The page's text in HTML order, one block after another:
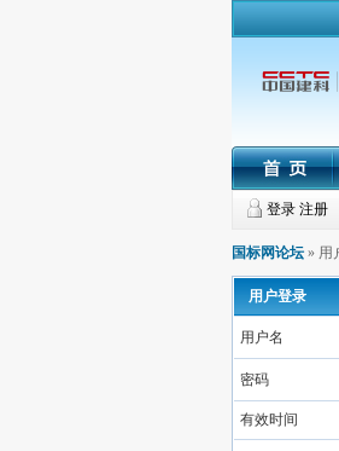
登录 注册
国标网论坛 » 用
用户登录
用户名
密码
有效时间